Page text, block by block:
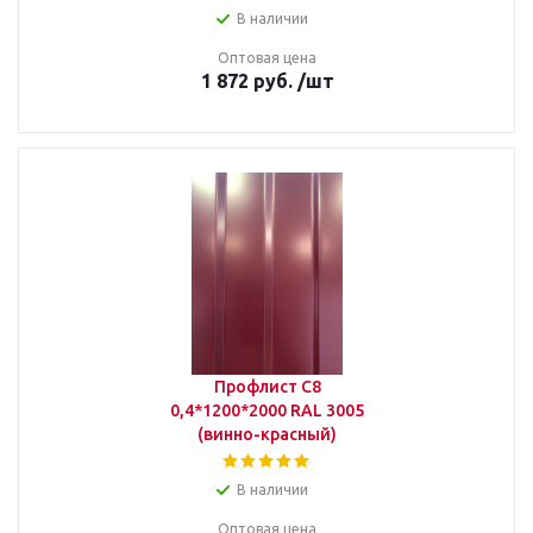
В наличии
Оптовая цена
1 872 руб. /шт
Профлист С8
0,4*1200*2000 RAL 3005
(винно-красный)
В наличии
Оптовая цена